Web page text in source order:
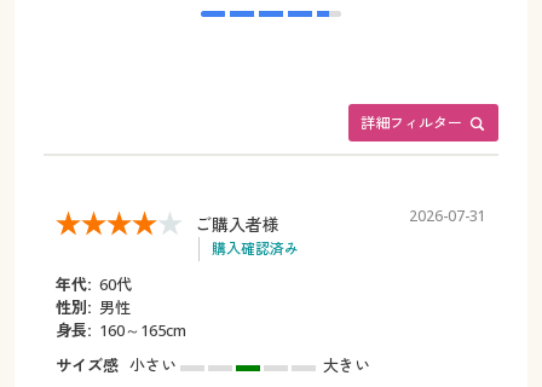
詳細フィルター
ご購入者様
購入確認済み
2026-07-31
年代: 60代
性別: 男性
身長: 160～165cm
サイズ感 小さい
大きい